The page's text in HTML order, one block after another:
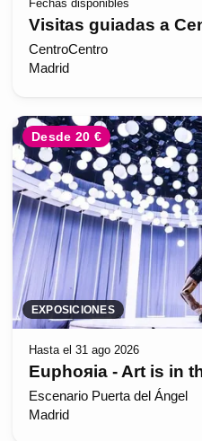
Fechas disponibles
Visitas guiadas a
CentroCentro
Madrid
Desde 20 €
EXPOSICIONES
Hasta el 31 ago 2026
Euphoяia - Art is in
Escenario Puerta del Ángel
Madrid